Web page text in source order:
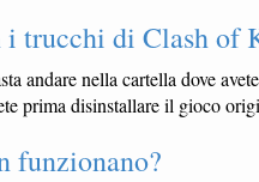
trucchi di Clash of
andare nella cartella dove
prima disinstallare il gioco
funzionano?